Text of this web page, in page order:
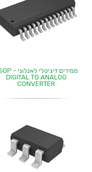
ממירים דיגיטלי לאנלוגי - SSOP
DIGITAL TO ANALOG
CONVERTER